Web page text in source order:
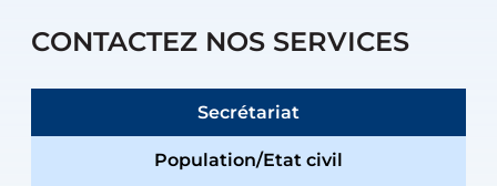
CONTACTEZ NOS SERVICES
Secrétariat
Population/Etat civil